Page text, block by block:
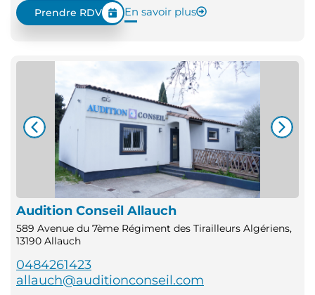
Prendre RDV En savoir plus
Audition Conseil Allauch
589 Avenue du 7ème Régiment des Tirailleurs Algériens,
13190 Allauch
0484261423
allauch@auditionconseil.com